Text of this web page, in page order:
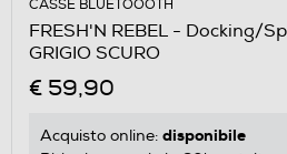
CASSE BLUETOOOTH
FRESH'N REBEL - Docking/
GRIGIO SCURO
€ 59,90
Acquisto online: disponibile